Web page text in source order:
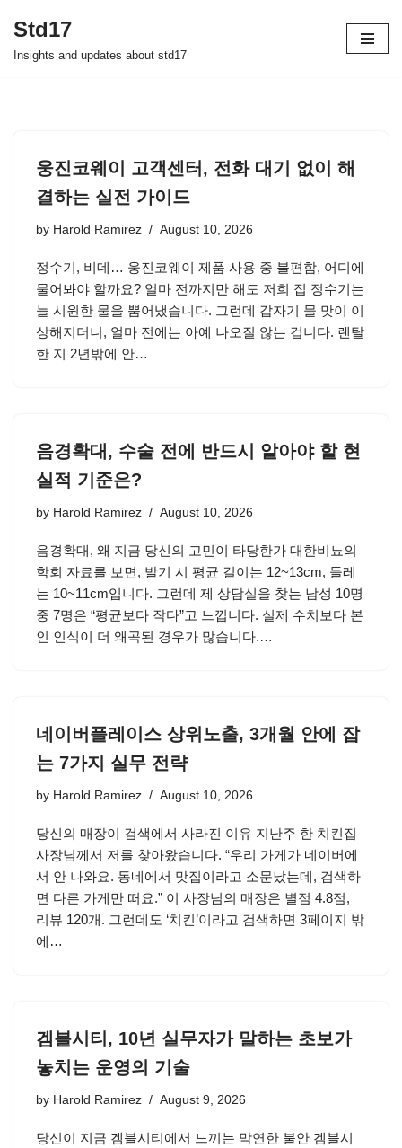
Skip
Std17
Insights and updates about std17
웅진코웨이 고객센터, 전화 대기 없이 해
결하는 실전 가이드
by Harold Ramirez August 10, 2026
정수기, 비데… 웅진코웨이 제품 사용 중 불편함, 어디에
물어봐야 할까요? 얼마 전까지만 해도 저희 집 정수기는
늘 시원한 물을 뿜어냈습니다. 그런데 갑자기 물 맛이 이
상해지더니, 얼마 전에는 아예 나오질 않는 겁니다. 렌탈
한 지 2년밖에 안…
음경확대, 수술 전에 반드시 알아야 할 현
실적 기준은?
by Harold Ramirez August 10, 2026
음경확대, 왜 지금 당신의 고민이 타당한가 대한비뇨의
학회 자료를 보면, 발기 시 평균 길이는 12~13cm, 둘레
는 10~11cm입니다. 그런데 제 상담실을 찾는 남성 10명
중 7명은 “평균보다 작다”고 느낍니다. 실제 수치보다 본
인 인식이 더 왜곡된 경우가 많습니다.…
네이버플레이스 상위노출, 3개월 안에 잡
는 7가지 실무 전략
by Harold Ramirez August 10, 2026
당신의 매장이 검색에서 사라진 이유 지난주 한 치킨집
사장님께서 저를 찾아왔습니다. “우리 가게가 네이버에
서 안 나와요. 동네에서 맛집이라고 소문났는데, 검색하
면 다른 가게만 떠요.” 이 사장님의 매장은 별점 4.8점,
리뷰 120개. 그런데도 ‘치킨’이라고 검색하면 3페이지 밖
에…
겜블시티, 10년 실무자가 말하는 초보가
놓치는 운영의 기술
by Harold Ramirez August 9, 2026
당신이 지금 겜블시티에서 느끼는 막연한 불안 겜블시